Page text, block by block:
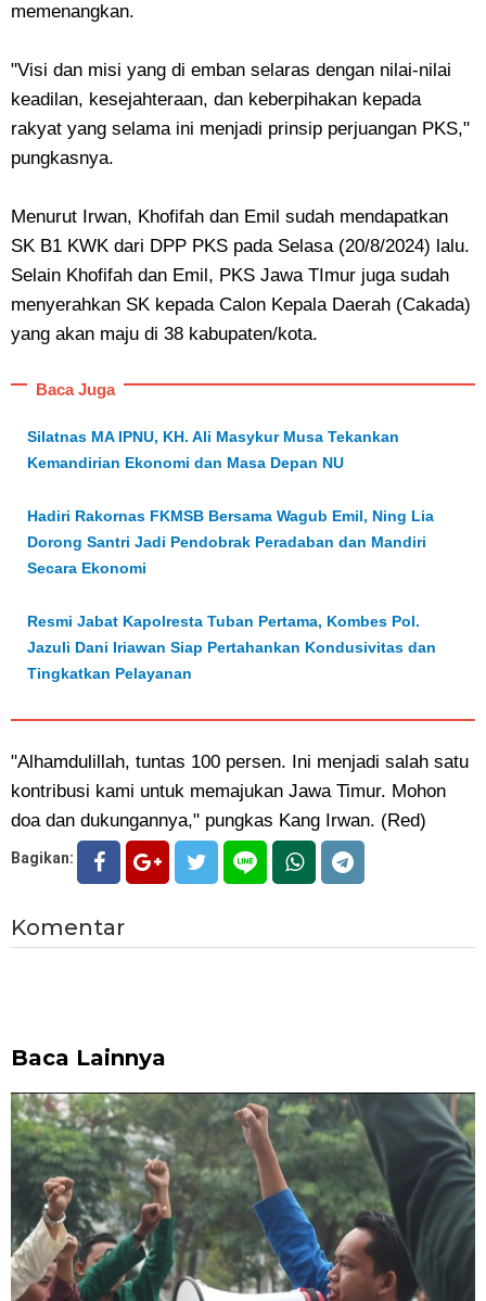
memenangkan.
"Visi dan misi yang di emban selaras dengan nilai-nilai
keadilan, kesejahteraan, dan keberpihakan kepada
rakyat yang selama ini menjadi prinsip perjuangan PKS,"
pungkasnya.
Menurut Irwan, Khofifah dan Emil sudah mendapatkan
SK B1 KWK dari DPP PKS pada Selasa (20/8/2024) lalu.
Selain Khofifah dan Emil, PKS Jawa TImur juga sudah
menyerahkan SK kepada Calon Kepala Daerah (Cakada)
yang akan maju di 38 kabupaten/kota.
Baca Juga
Silatnas MA IPNU, KH. Ali Masykur Musa Tekankan
Kemandirian Ekonomi dan Masa Depan NU
Hadiri Rakornas FKMSB Bersama Wagub Emil, Ning Lia
Dorong Santri Jadi Pendobrak Peradaban dan Mandiri
Secara Ekonomi
Resmi Jabat Kapolresta Tuban Pertama, Kombes Pol.
Jazuli Dani Iriawan Siap Pertahankan Kondusivitas dan
Tingkatkan Pelayanan
"Alhamdulillah, tuntas 100 persen. Ini menjadi salah satu
kontribusi kami untuk memajukan Jawa Timur. Mohon
doa dan dukungannya," pungkas Kang Irwan. (Red)
Bagikan:
Komentar
Baca Lainnya